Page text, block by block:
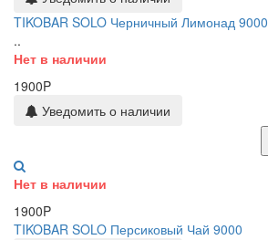
TIKOBAR SOLO Черничный Лимонад 9000
..
Нет в наличии
1900P
Уведомить о наличии
Нет в наличии
1900P
TIKOBAR SOLO Персиковый Чай 9000